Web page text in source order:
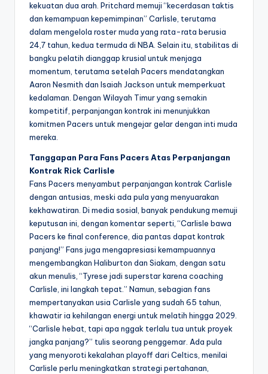
kekuatan dua arah. Pritchard memuji “kecerdasan taktis
dan kemampuan kepemimpinan” Carlisle, terutama
dalam mengelola roster muda yang rata-rata berusia
24,7 tahun, kedua termuda di NBA. Selain itu, stabilitas di
bangku pelatih dianggap krusial untuk menjaga
momentum, terutama setelah Pacers mendatangkan
Aaron Nesmith dan Isaiah Jackson untuk memperkuat
kedalaman. Dengan Wilayah Timur yang semakin
kompetitif, perpanjangan kontrak ini menunjukkan
komitmen Pacers untuk mengejar gelar dengan inti muda
mereka.
Tanggapan Para Fans Pacers Atas Perpanjangan
Kontrak Rick Carlisle
Fans Pacers menyambut perpanjangan kontrak Carlisle
dengan antusias, meski ada pula yang menyuarakan
kekhawatiran. Di media sosial, banyak pendukung memuji
keputusan ini, dengan komentar seperti, “Carlisle bawa
Pacers ke final conference, dia pantas dapat kontrak
panjang!” Fans juga mengapresiasi kemampuannya
mengembangkan Haliburton dan Siakam, dengan satu
akun menulis, “Tyrese jadi superstar karena coaching
Carlisle, ini langkah tepat.” Namun, sebagian fans
mempertanyakan usia Carlisle yang sudah 65 tahun,
khawatir ia kehilangan energi untuk melatih hingga 2029.
“Carlisle hebat, tapi apa nggak terlalu tua untuk proyek
jangka panjang?” tulis seorang penggemar. Ada pula
yang menyoroti kekalahan playoff dari Celtics, menilai
Carlisle perlu meningkatkan strategi pertahanan,